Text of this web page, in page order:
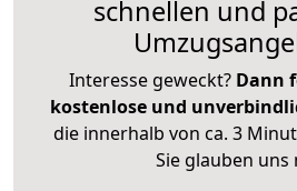
schnellen und
Interesse geweckt? Dann
kostenlose und
die innerhalb von ca. 3
Sie glauben uns